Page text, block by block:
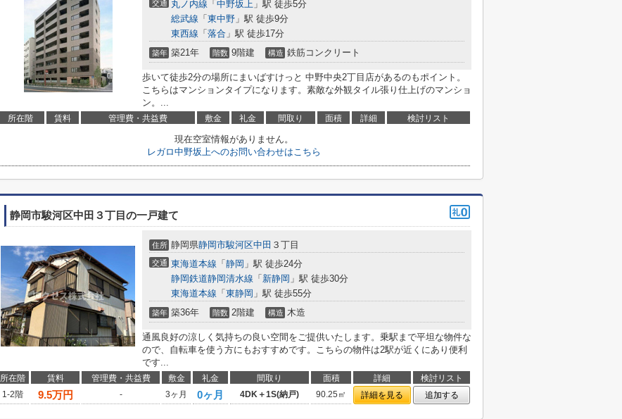
交通 丸ノ内線 「 中野坂上 」駅 徒歩5分
総武線 「 東中野 」駅 徒歩9分
東西線 「 落合 」駅 徒歩17分
築年 築21年 階数 9階建 構造 鉄筋コンクリート
歩いて徒歩2分の場所にまいばすけっと 中野中央2丁目店があるのもポイント。
こちらはマンションタイプになります。素敵な外観タイル張り仕上げのマンショ
ン。...
所在階 賃料 管理費・共益費 敷金 礼金 間取り 面積 詳細 検討リスト
現在空室情報がありません。
レガロ中野坂上へのお問い合わせはこちら
静岡市駿河区中田３丁目の一戸建て
住所 静岡県静岡市駿河区中田 ３丁目
交通 東海道本線 「 静岡 」駅 徒歩24分
静岡鉄道静岡清水線 「 新静岡 」駅 徒歩30分
東海道本線 「 東静岡 」駅 徒歩55分
築年 築36年 階数 2階建 構造 木造
通風良好の涼しく気持ちの良い空間をご提供いたします。乗駅まで平坦な物件な
ので、自転車を使う方にもおすすめです。こちらの物件は2駅が近くにあり便利
です...
所在階 賃料 管理費・共益費 敷金 礼金 間取り 面積 詳細
検討リスト
1-2階
9.5万円 - 3ヶ月 0ヶ月 4DK＋1S(納戸) 90.25㎡ 詳細を見る 追加する